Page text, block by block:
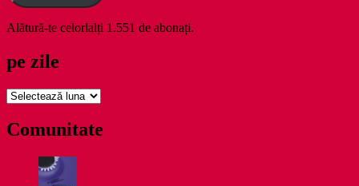
Alătură-te celorlalți 1.551 de abonați.
pe zile
pe
Comunitate